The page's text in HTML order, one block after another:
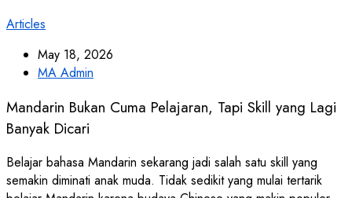
Articles
May 18, 2026
MA Admin
Mandarin Bukan Cuma Pelajaran, Tapi Skill yang Lagi
Banyak Dicari
Belajar bahasa Mandarin sekarang jadi salah satu skill yang
semakin diminati anak muda. Tidak sedikit yang mulai tertarik